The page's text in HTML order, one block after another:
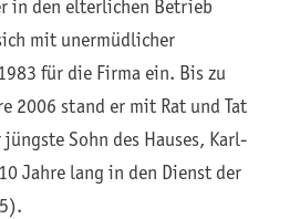
in den elterlichen Betrieb
mit unermüdlicher
für die Firma ein. Bis zu
2006 stand er mit Rat und Tat
Sohn des Hauses, Karl-
Jahre lang in den Dienst der